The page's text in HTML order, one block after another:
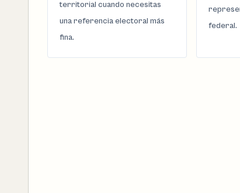
territorial cuando necesitas
una referencia electoral más
fina.
federal.